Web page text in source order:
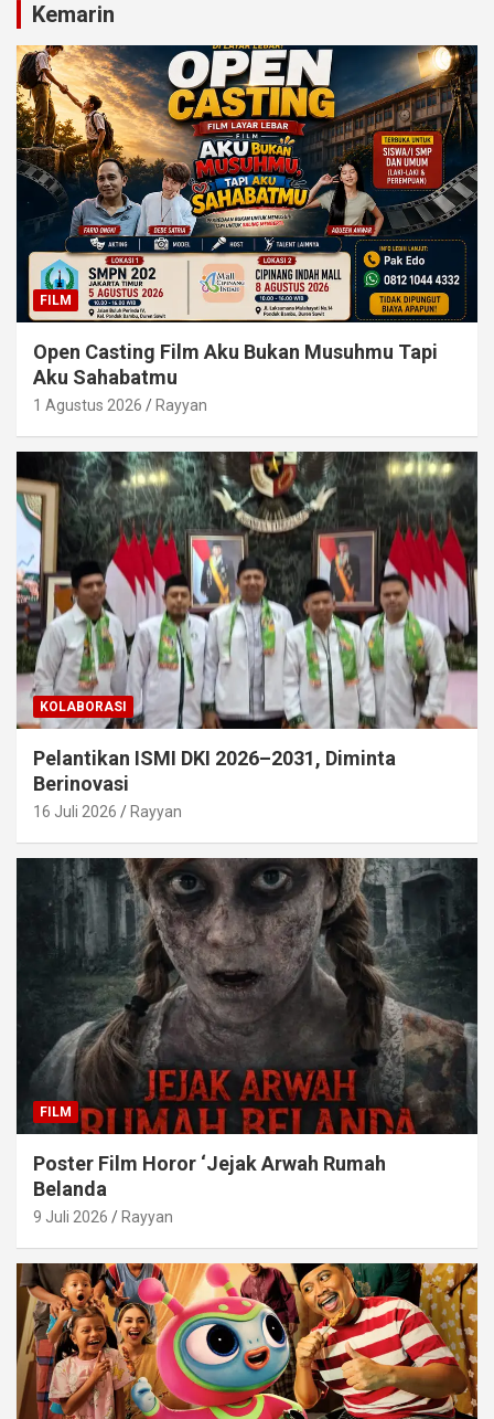
Kemarin
FILM
Open Casting Film Aku Bukan Musuhmu Tapi
Aku Sahabatmu
1 Agustus 2026 Rayyan
KOLABORASI
Pelantikan ISMI DKI 2026–2031, Diminta
Berinovasi
16 Juli 2026 Rayyan
FILM
Poster Film Horor ‘Jejak Arwah Rumah
Belanda
9 Juli 2026 Rayyan